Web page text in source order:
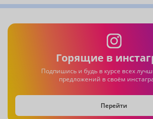
Горящие в
Подпишись и будь в курсе всех
предложений в своём
Перейти